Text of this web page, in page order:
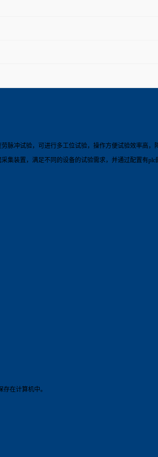
脉冲试验，可进行多工位试验，操作方便试验效率高
装置，满足不同的设备的试验需求，并通过配置有plc
在计算机中。